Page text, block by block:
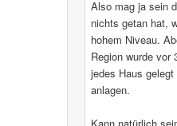
Also mag ja sein
nichts getan hat,
hohem Niveau.
Region wurde vor
jedes Haus
anlagen.